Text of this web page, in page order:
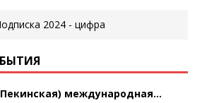
международная...